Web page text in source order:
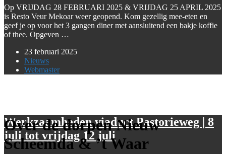
Op VRIJDAG 28 FEBRUARI 2025 & VRIJDAG 25 APRIL 2025
is Resto Veur Mekoar weer geopend. Kom gezellig mee-eten en
geef je op voor het 3 gangen diner met aansluitend een bakje koffie
of thee. Opgeven …
23 februari 2025
Nieuws
Webmaster
Werkzaamheden viaduct Pastorieweg | 8
juli tot vrijdag 12 juli
Over de dorpen Nieuw
Scheemda & ’t Waar